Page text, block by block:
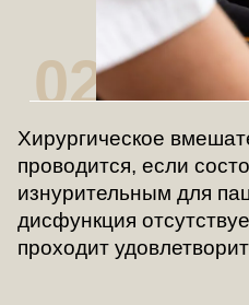
02
Хирургическое
проводится, если
изнурительным для
дисфункция
проходит